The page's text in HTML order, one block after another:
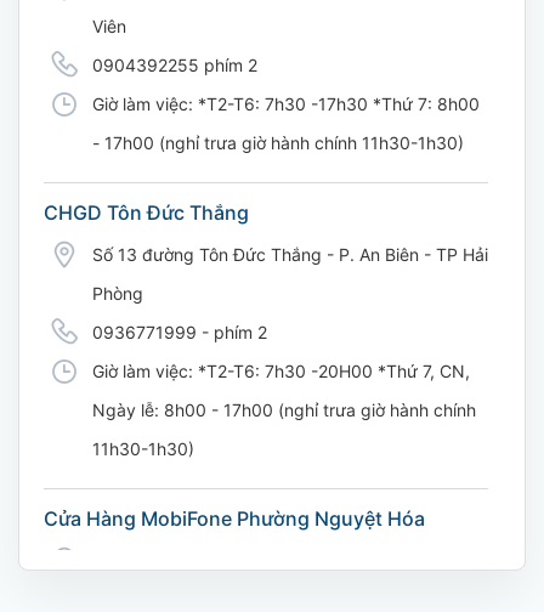
Viên
0904392255 phím 2
Giờ làm việc: *T2-T6: 7h30 -17h30 *Thứ 7: 8h00
- 17h00 (nghỉ trưa giờ hành chính 11h30-1h30)
CHGD Tôn Đức Thắng
Số 13 đường Tôn Đức Thắng - P. An Biên - TP Hải
Phòng
0936771999 - phím 2
Giờ làm việc: *T2-T6: 7h30 -20H00 *Thứ 7, CN,
Ngày lễ: 8h00 - 17h00 (nghỉ trưa giờ hành chính
11h30-1h30)
Cửa Hàng MobiFone Phường Nguyệt Hóa